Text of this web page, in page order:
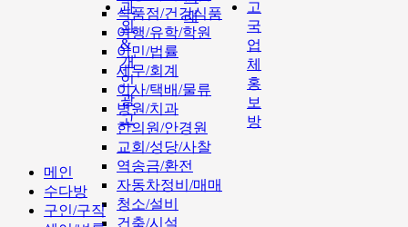
식품점/건강식품
여행/유학/학원
이민/법률
세무/회계
이사/택배/물류
병원/치과
한의원/안경원
교회/성당/사찰
역송금/환전
자동차정비/매매
청소/설비
건축/시설
과
외
&
개
인
광
고
래
고
국
업
체
홍
보
방
메인
수다방
구인/구직